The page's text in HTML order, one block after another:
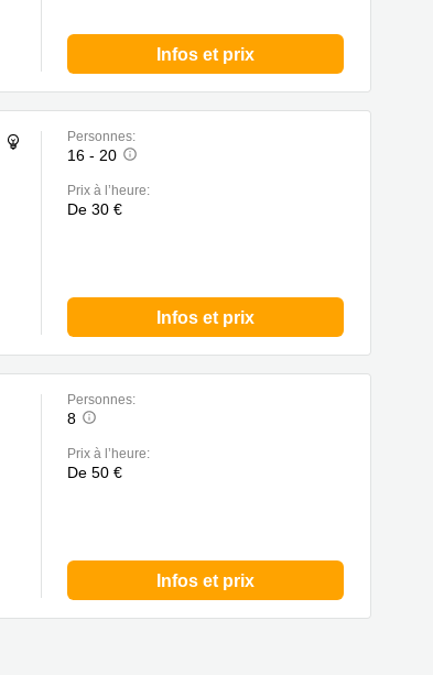
Infos et prix
Personnes:
16 - 20
Prix à l’heure:
De 30 €
Infos et prix
Personnes:
8
Prix à l’heure:
De 50 €
Infos et prix